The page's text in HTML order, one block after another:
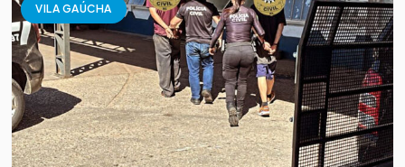
VILA GAÚCHA